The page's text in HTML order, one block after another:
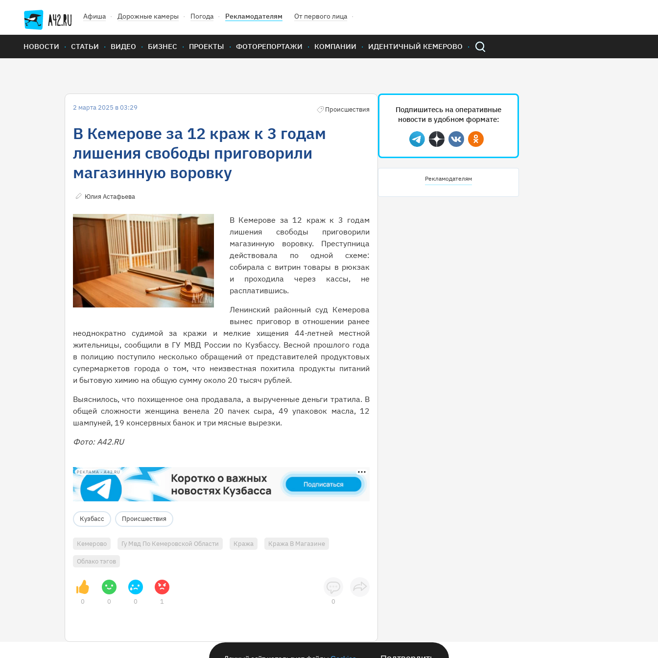
Афиша Дорожные камеры Погода Рекламодателям От первого лица
НОВОСТИ СТАТЬИ ВИДЕО БИЗНЕС ПРОЕКТЫ ФОТОРЕПОРТАЖИ КОМПАНИИ ИДЕНТИЧНЫЙ КЕМЕРОВО
2 марта 2025 в 03:29 Происшествия
В Кемерове за 12 краж к 3 годам
лишения свободы приговорили
магазинную воровку
Юлия Астафьева
В Кемерове за 12 краж к 3 годам
лишения свободы приговорили
магазинную воровку. Преступница
действовала по одной схеме:
собирала с витрин товары в рюкзак
и проходила через кассы, не
расплатившись.
Ленинский районный суд Кемерова
вынес приговор в отношении ранее
неоднократно судимой за кражи и мелкие хищения 44-летней местной
жительницы, сообщили в ГУ МВД России по Кузбассу. Весной прошлого года
в полицию поступило несколько обращений от представителей продуктовых
супермаркетов города о том, что неизвестная похитила продукты питаний
и бытовую химию на общую сумму около 20 тысяч рублей.
Выяснилось, что похищенное она продавала, а вырученные деньги тратила. В
общей сложности женщина венела 20 пачек сыра, 49 упаковок масла, 12
шампуней, 19 консервных банок и три мясные вырезки.
Фото: A42.RU
РЕКЛАМА • A42.RU
Кузбасс Происшествия
Кемерово Гу Мвд По Кемеровской Области Кража Кража В Магазине
Облако тэгов
0 0 0 1 0
Подпишитесь на оперативные
новости в удобном формате:
Telegram
ДзенВконтактеОдноклассники
Рекламодателям